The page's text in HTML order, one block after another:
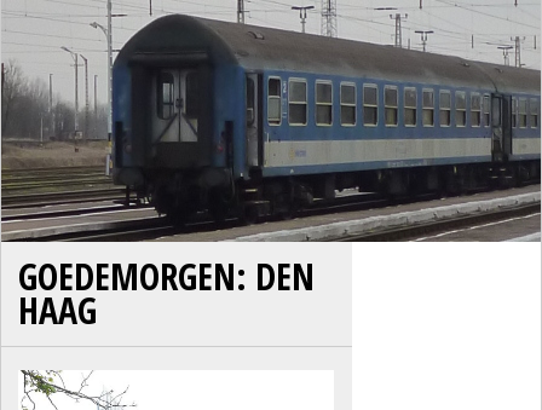
GOEDEMORGEN: DEN
HAAG